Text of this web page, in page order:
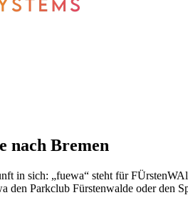
nach Bremen
in sich: „fuewa“ steht für
den Parkclub Fürstenwalde oder den